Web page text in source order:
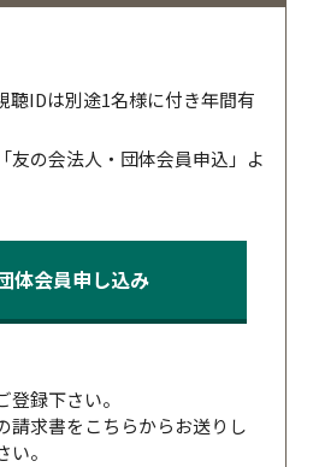
聴IDは別途1名様に付き年間有
友の会法人・団体会員申込」よ
体会員申し込み
録下さい。
求書をこちらからお送りし
。